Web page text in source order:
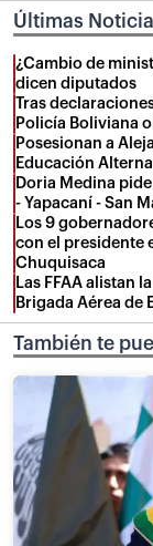
Últimas
¿Cambio de
dicen diputados
Tras
Policía Boliviana
Posesionan a
Educación
Doria Medina
- Yapacaní - San
Los 9
con el presidente
Chuquisaca
Las FFAA alistan
Brigada Aérea de
También te